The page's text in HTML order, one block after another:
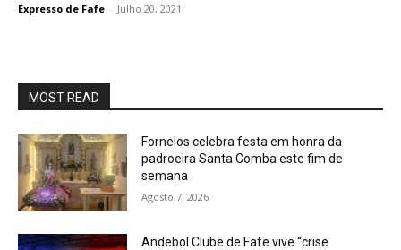
Expresso de Fafe - Julho 20, 2021
MOST READ
Fornelos celebra festa em honra da
padroeira Santa Comba este fim de
semana
Agosto 7, 2026
Andebol Clube de Fafe vive “crise